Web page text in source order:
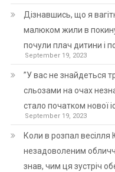
Дізнавшись, що я
малюком жили в
почули плач дитини і
September 19, 2023
”У вас не знайдеться
сльозами на очах
стало початком нової
September 19, 2023
Коли в розпал весілля
незадоволеним
знав, чим ця зустріч